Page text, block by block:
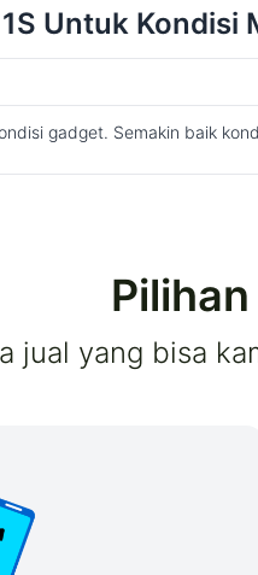
Untuk Kondisi
gadget. Semakin baik
jual yang bisa